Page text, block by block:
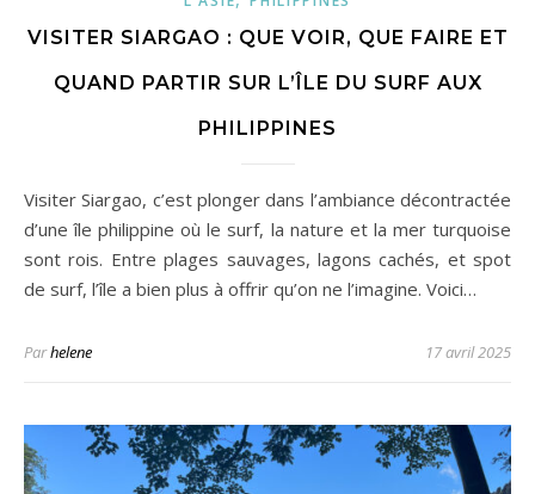
VISITER SIARGAO : QUE VOIR, QUE FAIRE ET
QUAND PARTIR SUR L’ÎLE DU SURF AUX
PHILIPPINES
Visiter Siargao, c’est plonger dans l’ambiance décontractée
d’une île philippine où le surf, la nature et la mer turquoise
sont rois. Entre plages sauvages, lagons cachés, et spot
de surf, l’île a bien plus à offrir qu’on ne l’imagine. Voici…
Parhelene 17 avril 2025